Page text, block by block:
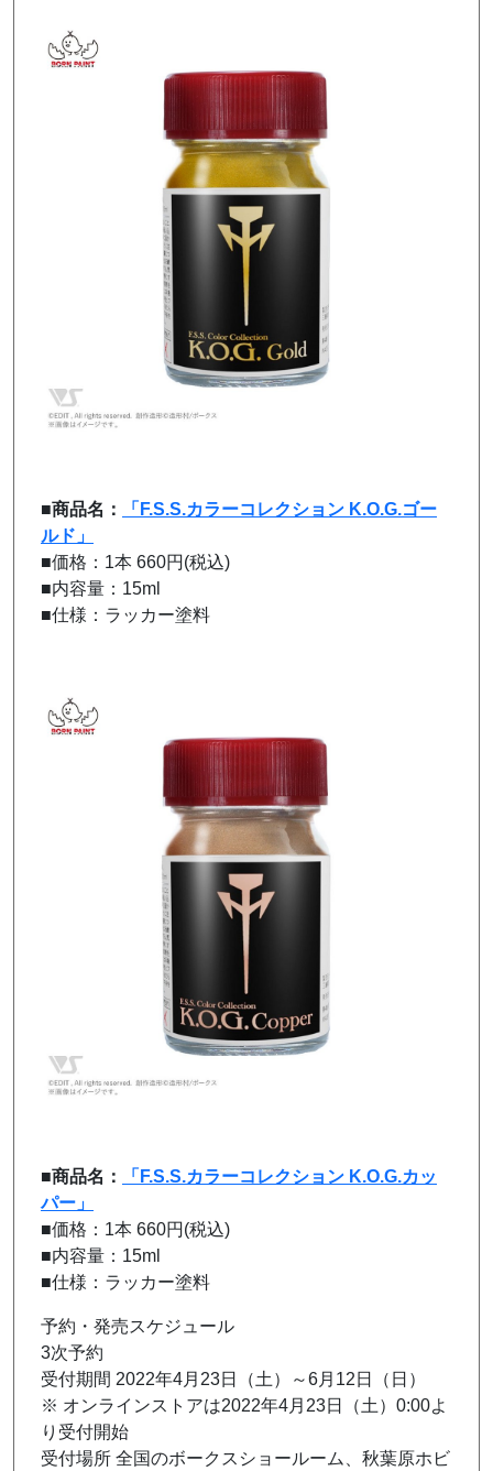
■商品名：
「F.S.S.カラーコレクション K.O.G.ゴー
ルド」
■価格：1本 660円(税込)
■内容量：15ml
■仕様：ラッカー塗料
■商品名：
「F.S.S.カラーコレクション K.O.G.カッ
パー」
■価格：1本 660円(税込)
■内容量：15ml
■仕様：ラッカー塗料
予約・発売スケジュール
3次予約
受付期間 2022年4月23日（土 ）～6月12日（ 日 ）
※ オンラインストアは2022年4月23日（土）0:00よ
り受付開始
受付場所 全国のボークスショールーム、秋葉原ホビ